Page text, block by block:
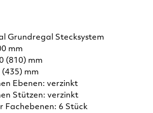
Grundregal Stecksystem
mm
(810) mm
mm
Ebenen: verzinkt
Stützen: verzinkt
Fachebenen: 6 Stück